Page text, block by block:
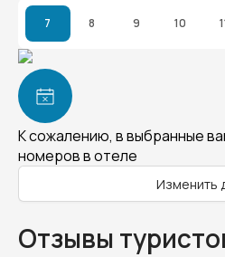
7 8 9 10
К сожалению, в выбранные
номеров в отеле
Изменить
Отзывы